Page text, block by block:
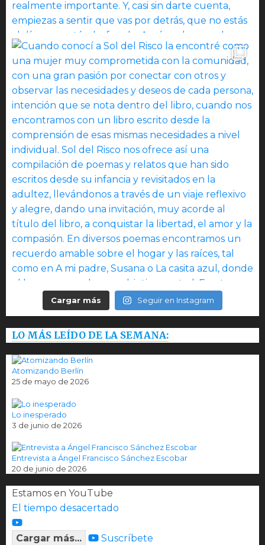
Cargar más Seguir en Instagram
LO MÁS LEÍDO DE LA SEMANA:
Atomizando Berlín
25 de mayo de 2026
Lo inesperado
3 de junio de 2026
Entrevista a Ángel Francisco Sánchez Escobar
20 de junio de 2026
Estamos en YouTube
El tiempo desacertado
Cargar más... Suscríbete